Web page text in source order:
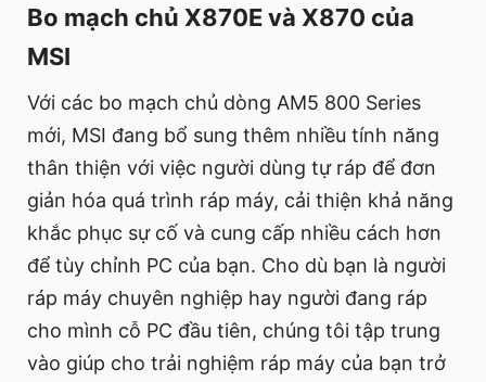
Bo mạch chủ X870E và X870 của
MSI
Với các bo mạch chủ dòng AM5 800 Series
mới, MSI đang bổ sung thêm nhiều tính năng
thân thiện với việc người dùng tự ráp để đơn
giản hóa quá trình ráp máy, cải thiện khả năng
khắc phục sự cố và cung cấp nhiều cách hơn
để tùy chỉnh PC của bạn. Cho dù bạn là người
ráp máy chuyên nghiệp hay người đang ráp
cho mình cỗ PC đầu tiên, chúng tôi tập trung
vào giúp cho trải nghiệm ráp máy của bạn trở